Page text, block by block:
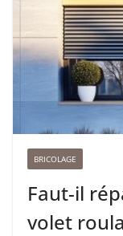
BRICOLAGE
Faut-il
volet